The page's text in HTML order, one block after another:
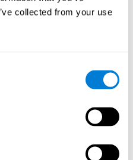
collected from your use
de esta capacidad cognitiva,
letras en un texto.
En este juego de entrenamiento
por lo que deberemos ser
un grupo de
que procesar